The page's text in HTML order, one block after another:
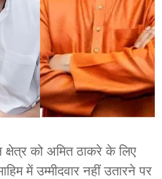
क्षेत्र को अमित ठाकरे के लिए
में उम्मीदवार नहीं उतारने पर